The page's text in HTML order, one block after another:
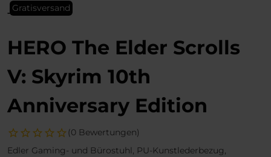
Gratisversand
HERO The Elder Scrolls
V: Skyrim 10th
Anniversary Edition
(0 Bewertungen)
Edler Gaming- und Bürostuhl, PU-Kunstlederbezug,